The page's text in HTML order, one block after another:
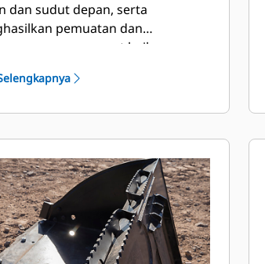
dan sudut depan, serta
pemuatan dan
yang sangat baik.